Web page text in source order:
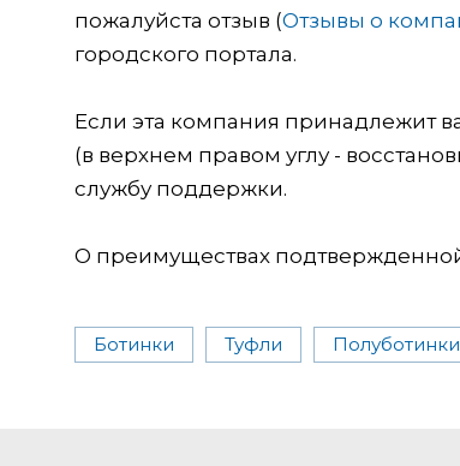
пожалуйста отзыв (Отзывы о
городского портала.
Если эта компания принадлежит
(в верхнем правом углу -
службу поддержки.
О преимуществах
Ботинки Туфли Полуботинки